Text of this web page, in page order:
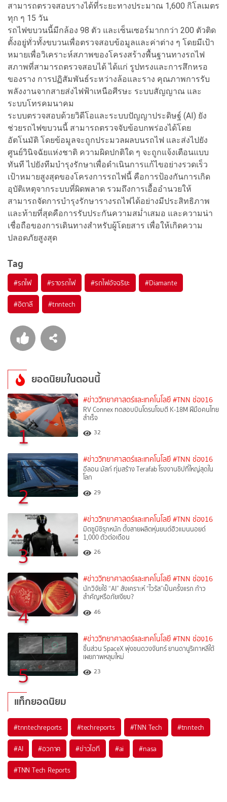
สามารถตรวจสอบรางได้ที่ระยะทางประมาณ 1,600 กิโลเมตร
ทุก ๆ 15 วัน
รถไฟขบวนนี้มีกล้อง 98 ตัว และเซ็นเซอร์มากกว่า 200 ตัวติด
ตั้งอยู่ทั่วทั้งขบวนเพื่อตรวจสอบข้อมูลและค่าต่าง ๆ โดยมีเป้า
หมายเพื่อวิเคราะห์สภาพของโครงสร้างพื้นฐานทางรถไฟ
สภาพที่สามารถตรวจสอบได้ ได้แก่ รูปทรงและการสึกหรอ
ของราง การปฏิสัมพันธ์ระหว่างล้อและราง คุณภาพการรับ
พลังงานจากสายส่งไฟฟ้าเหนือศีรษะ ระบบสัญญาณ และ
ระบบโทรคมนาคม
ระบบตรวจสอบด้วยวิดีโอและระบบปัญญาประดิษฐ์ (AI) ยัง
ช่วยรถไฟขบวนนี้ สามารถตรวจจับข้อบกพร่องได้โดย
อัตโนมัติ โดยข้อมูลจะถูกประมวลผลบนรถไฟ และส่งไปยัง
ศูนย์วินิจฉัยแห่งชาติ ความผิดปกติใด ๆ จะถูกแจ้งเตือนแบบ
ทันที ไปยังทีมบำรุงรักษาเพื่อดำเนินการแก้ไขอย่างรวดเร็ว
เป้าหมายสูงสุดของโครงการรถไฟนี้ คือการป้องกันการเกิด
อุบัติเหตุจากระบบที่ผิดพลาด รวมถึงการเอื้ออำนวยให้
สามารถจัดการบำรุงรักษารางรถไฟได้อย่างมีประสิทธิภาพ
และท้ายที่สุดคือการรับประกันความสม่ำเสมอ และความน่า
เชื่อถือของการเดินทางสำหรับผู้โดยสาร เพื่อให้เกิดความ
ปลอดภัยสูงสุด
Tag
#รถไฟ #รางรถไฟ #รถไฟอัจฉริยะ #Diamante
#อิตาลี #tnntech
ยอดนิยมในตอนนี้
1
#ข่าววิทยาศาสตร์และเทคโนโลยี #TNN ช่อง16
RV Connex ทดสอบบินโดรนโจมตี K-18M ฝีมือคนไทย
สำเร็จ
32
2
#ข่าววิทยาศาสตร์และเทคโนโลยี #TNN ช่อง16
อีลอน มัสก์ ทุ่มสร้าง Terafab โรงงานชิปที่ใหญ่สุดใน
โลก
29
3
#ข่าววิทยาศาสตร์และเทคโนโลยี #TNN ช่อง16
มิตซูบิชิรุกหนัก ตั้งสายผลิตหุ่นยนต์ฮิวแมนนอยด์
1,000 ตัวต่อเดือน
26
4
#ข่าววิทยาศาสตร์และเทคโนโลยี #TNN ช่อง16
นักวิจัยใช้ “AI” สังเคราะห์ “ไวรัส”เป็นครั้งแรก ก้าว
สำคัญหรือภัยเงียบ?
46
5
#ข่าววิทยาศาสตร์และเทคโนโลยี #TNN ช่อง16
ชิ้นส่วน SpaceX พุ่งชนดวงจันทร์ ยานดานูริเกาหลีใต้
เผยภาพหลุมใหม่
23
แท็กยอดนิยม
#tnntechreports #techreports #TNN Tech #tnntech
#AI #อวกาศ #ข่าวไอที #ai #nasa
#TNN Tech Reports